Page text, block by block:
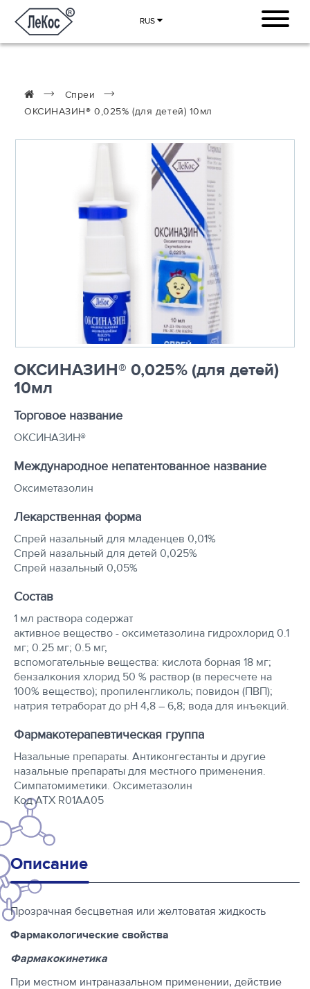
RUS
Спреи
ОКСИНАЗИН® 0,025% (для детей) 10мл
ОКСИНАЗИН® 0,025% (для детей)
10мл
Торговое название
ОКСИНАЗИН®
Международное непатентованное название
Оксиметазолин
Лекарственная форма
Спрей назальный для младенцев 0,01%
Спрей назальный для детей 0,025%
Спрей назальный 0,05%
Состав
1 мл раствора содержат
активное вещество - оксиметазолина гидрохлорид 0.1
мг; 0.25 мг; 0.5 мг,
вспомогательные вещества: кислота борная 18 мг;
бензалкония хлорид 50 % раствор (в пересчете на
100% вещество); пропиленгликоль; повидон (ПВП);
натрия тетраборат до рН 4,8 – 6,8; вода для инъекций.
Фармакотерапевтическая группа
Назальные препараты. Антиконгестанты и другие
назальные препараты для местного применения.
Симпатомиметики. Оксиметазолин
Код АТХ R01AA05
Описание
Прозрачная бесцветная или желтоватая жидкость
Фармакологические свойства
Фармакокинетика
При местном интраназальном применении, действие